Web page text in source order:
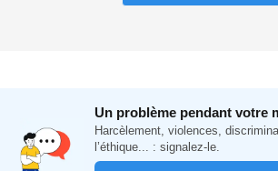
Un problème pendant votre
Harcèlement, violences,
l’éthique... : signalez-le.